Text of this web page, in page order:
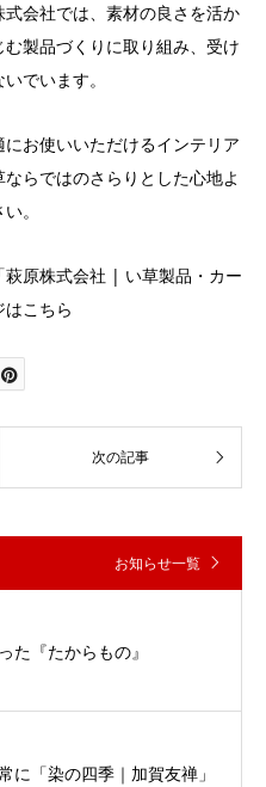
会社では、素材の良さを活か
製品づくりに取り組み、受け
でいます。
お使いいただけるインテリア
らではのさらりとした心地よ
。
原株式会社 | い草製品・カー
こちら
お知らせ一覧
た『たからもの』
に「染の四季｜加賀友禅」